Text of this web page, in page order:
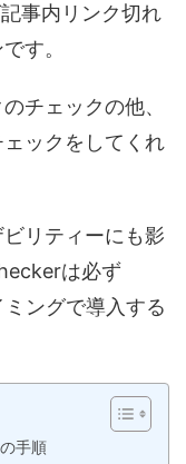
事内リンク切れ
す。
チェックの他、
ックをしてくれ
リティーにも影
は必ず
ングで導入する
手順